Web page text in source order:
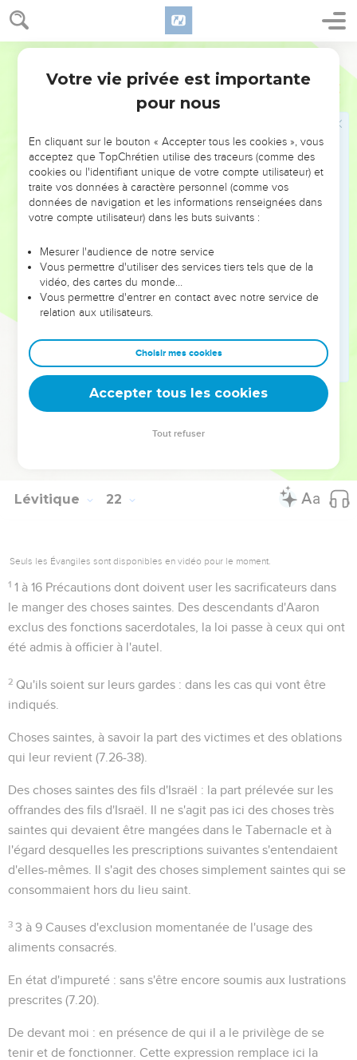
Lévitique 21
23.1
) ; c'est plutôt un état maladif des parties.
de ces difformités choisies comme exemples. Les rabbins
ont développé cette liste et énuméré jusqu'à cent quarante
Sur la distinction entre les choses très saintesou
simplementsaintes, comparez6.25, note.
Mon sanctuaire, littéralement :mes sanctuaires
Pentateuque. Dans ce terme sont compris et les lieux saints
et les choses saintes.
Qui le sanctifie
(le sanctuaire) : qui veut le maintenir saint,
comme une source de sainteté pour mon peuple.
Et à tous les fils d'Israël. Voir versets 1 et 8.
Cette conclusion résume tout ce qui précède depuis
Lévitique 22
Seuls les Évangiles sont disponibles en vidéo pour le moment.
1 1 à 16 Précautions dont doivent user les sacrificateurs dans
le manger des choses saintes. Des descendants d'Aaron
exclus des fonctions sacerdotales, la loi passe à ceux qui ont
été admis à officier à l'autel.
2 Qu'ils soient sur leurs gardes : dans les cas qui vont être
indiqués.
Choses saintes , à savoir la part des victimes et des oblations
qui leur revient (7.26-38).
Des choses saintes des fils d'Israël : la part prélevée sur les
offrandes des fils d'Israël. Il ne s'agit pas ici des choses très
saintes qui devaient être mangées dans le Tabernacle et à
l'égard desquelles les prescriptions suivantes s'entendaient
d'elles-mêmes. Il s'agit des choses simplement saintes qui se
consommaient hors du lieu saint.
3 3 à 9 Causes d'exclusion momentanée de l'usage des
aliments consacrés.
En état d'impureté : sans s'être encore soumis aux lustrations
prescrites (7.20).
De devant moi : en présence de qui il a le privilège de se
tenir et de fonctionner. Cette expression remplace ici la
Votre vie privée est importante
pour nous
En cliquant sur le bouton « Accepter tous les cookies », vous
acceptez que TopChrétien utilise des traceurs (comme des
cookies ou l'identifiant unique de votre compte utilisateur) et
traite vos données à caractère personnel (comme vos
données de navigation et les informations renseignées dans
votre compte utilisateur) dans les buts suivants :
Mesurer l'audience de notre service
Vous permettre d'utiliser des services tiers tels que de la
vidéo, des cartes du monde…
Vous permettre d'entrer en contact avec notre service de
relation aux utilisateurs.
Choisir mes cookies
Accepter tous les cookies
Tout refuser